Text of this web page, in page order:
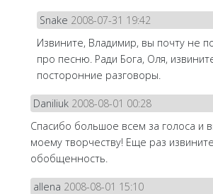
Snake 2008-07-31 19:42
Извините, Владимир, вы почту не
про песню. Ради Бога, Оля,
посторонние разговоры.
Daniliuk 2008-08-01 00:28
Спасибо большое всем за голоса и
моему творчеству! Еще раз
обобщенность.
allena 2008-08-01 15:10